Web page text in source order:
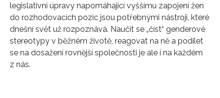
legislativní úpravy napomáhající vyššímu zapojení žen
do rozhodovacích pozic jsou potřebnými nástroji, které
dnešní svět už rozpoznává. Naučit se „číst“ genderové
stereotypy v běžném životě, reagovat na ně a podílet
se na dosažení rovnější společnosti je ale i na každém
z nás.